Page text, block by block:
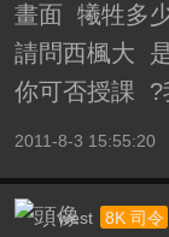
畫面 犧牲多
請問西楓大
你可否授課 ?
2011-8-3 15:55:20
west 8K 司令